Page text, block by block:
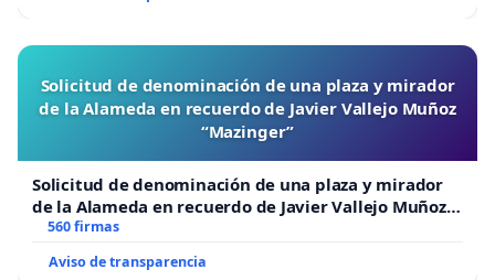
Solicitud de denominación de una plaza y mirador
de la Alameda en recuerdo de Javier Vallejo Muñoz
“Mazinger”
Solicitud de denominación de una plaza y mirador
de la Alameda en recuerdo de Javier Vallejo Muñoz
“Mazinger”
560 firmas
Aviso de transparencia